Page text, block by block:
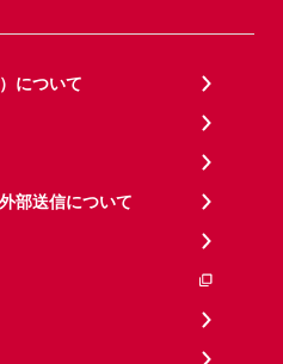
について
部送信について